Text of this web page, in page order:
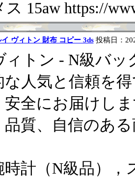
15aw https://
イ ヴィトン 財布 コピー 3ds投稿日：
ィトン - N級バッ
な人気と信頼を
安全にお届けし
品質、自信のあ
時計（N級品），